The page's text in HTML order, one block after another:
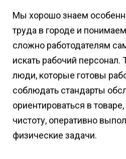
Мы хорошо знаем
труда в городе и
сложно работодателям
искать рабочий персонал.
люди, которые готовы
соблюдать стандарты
ориентироваться в
чистоту, оперативно
физические задачи.